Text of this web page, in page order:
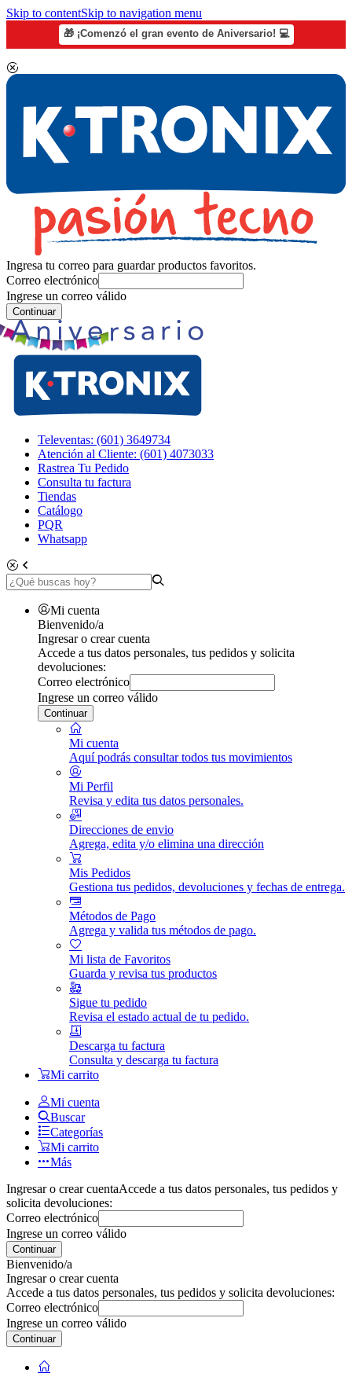
Skip to contentSkip to navigation menu
🎁 ¡Comenzó el gran evento de Aniversario! 💻
Ingresa tu correo para guardar productos favoritos.
Correo electrónico
Ingrese un correo válido
Continuar
Televentas: (601) 3649734
Atención al Cliente: (601) 4073033
Rastrea Tu Pedido
Consulta tu factura
Tiendas
Catálogo
PQR
Whatsapp
Mi cuenta
Bienvenido/a
Ingresar o crear cuenta
Accede a tus datos personales, tus pedidos y solicita
devoluciones:
Correo electrónico
Ingrese un correo válido
Continuar
Mi cuenta
Aquí podrás consultar todos tus movimientos
Mi Perfil
Revisa y edita tus datos personales.
Direcciones de envio
Agrega, edita y/o elimina una dirección
Mis Pedidos
Gestiona tus pedidos, devoluciones y fechas de entrega.
Métodos de Pago
Agrega y valida tus métodos de pago.
Mi lista de Favoritos
Guarda y revisa tus productos
Sigue tu pedido
Revisa el estado actual de tu pedido.
Descarga tu factura
Consulta y descarga tu factura
Mi carrito
Mi cuenta
Buscar
Categorías
Mi carrito
Más
Ingresar o crear cuentaAccede a tus datos personales, tus pedidos y
solicita devoluciones:
Correo electrónico
Ingrese un correo válido
Continuar
Bienvenido/a
Ingresar o crear cuenta
Accede a tus datos personales, tus pedidos y solicita devoluciones:
Correo electrónico
Ingrese un correo válido
Continuar